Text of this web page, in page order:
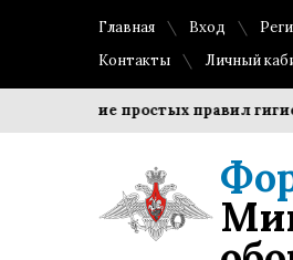
Главная Вход
Контакты
Личный
Соблюдение простых правил